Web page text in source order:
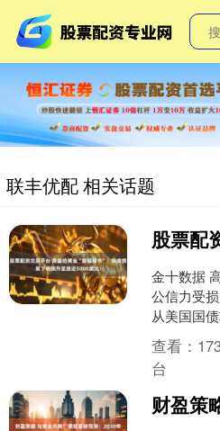
联丰优配 相关话题
金十数据
公信力受
从美国国
涨至每盎
特（
查看：
台